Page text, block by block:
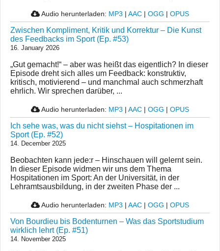
Audio herunterladen: MP3 | AAC | OGG | OPUS
Zwischen Kompliment, Kritik und Korrektur – Die Kunst
des Feedbacks im Sport (Ep. #53)
16. January 2026
„Gut gemacht!“ – aber was heißt das eigentlich? In dieser
Episode dreht sich alles um Feedback: konstruktiv,
kritisch, motivierend – und manchmal auch schmerzhaft
ehrlich. Wir sprechen darüber, ...
Audio herunterladen: MP3 | AAC | OGG | OPUS
Ich sehe was, was du nicht siehst – Hospitationen im
Sport (Ep. #52)
14. December 2025
Beobachten kann jede:r – Hinschauen will gelernt sein.
In dieser Episode widmen wir uns dem Thema
Hospitationen im Sport: An der Universität, in der
Lehramtsausbildung, in der zweiten Phase der ...
Audio herunterladen: MP3 | AAC | OGG | OPUS
Von Bourdieu bis Bodenturnen – Was das Sportstudium
wirklich lehrt (Ep. #51)
14. November 2025